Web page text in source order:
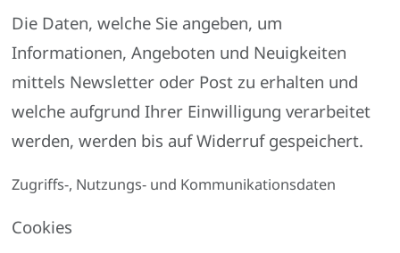
Die Daten, welche Sie angeben, um
Informationen, Angeboten und Neuigkeiten
mittels Newsletter oder Post zu erhalten und
welche aufgrund Ihrer Einwilligung verarbeitet
werden, werden bis auf Widerruf gespeichert.
Zugriffs-, Nutzungs- und Kommunikationsdaten
Cookies